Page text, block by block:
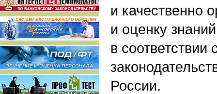
и качественно
и оценку
в соответствии
России.